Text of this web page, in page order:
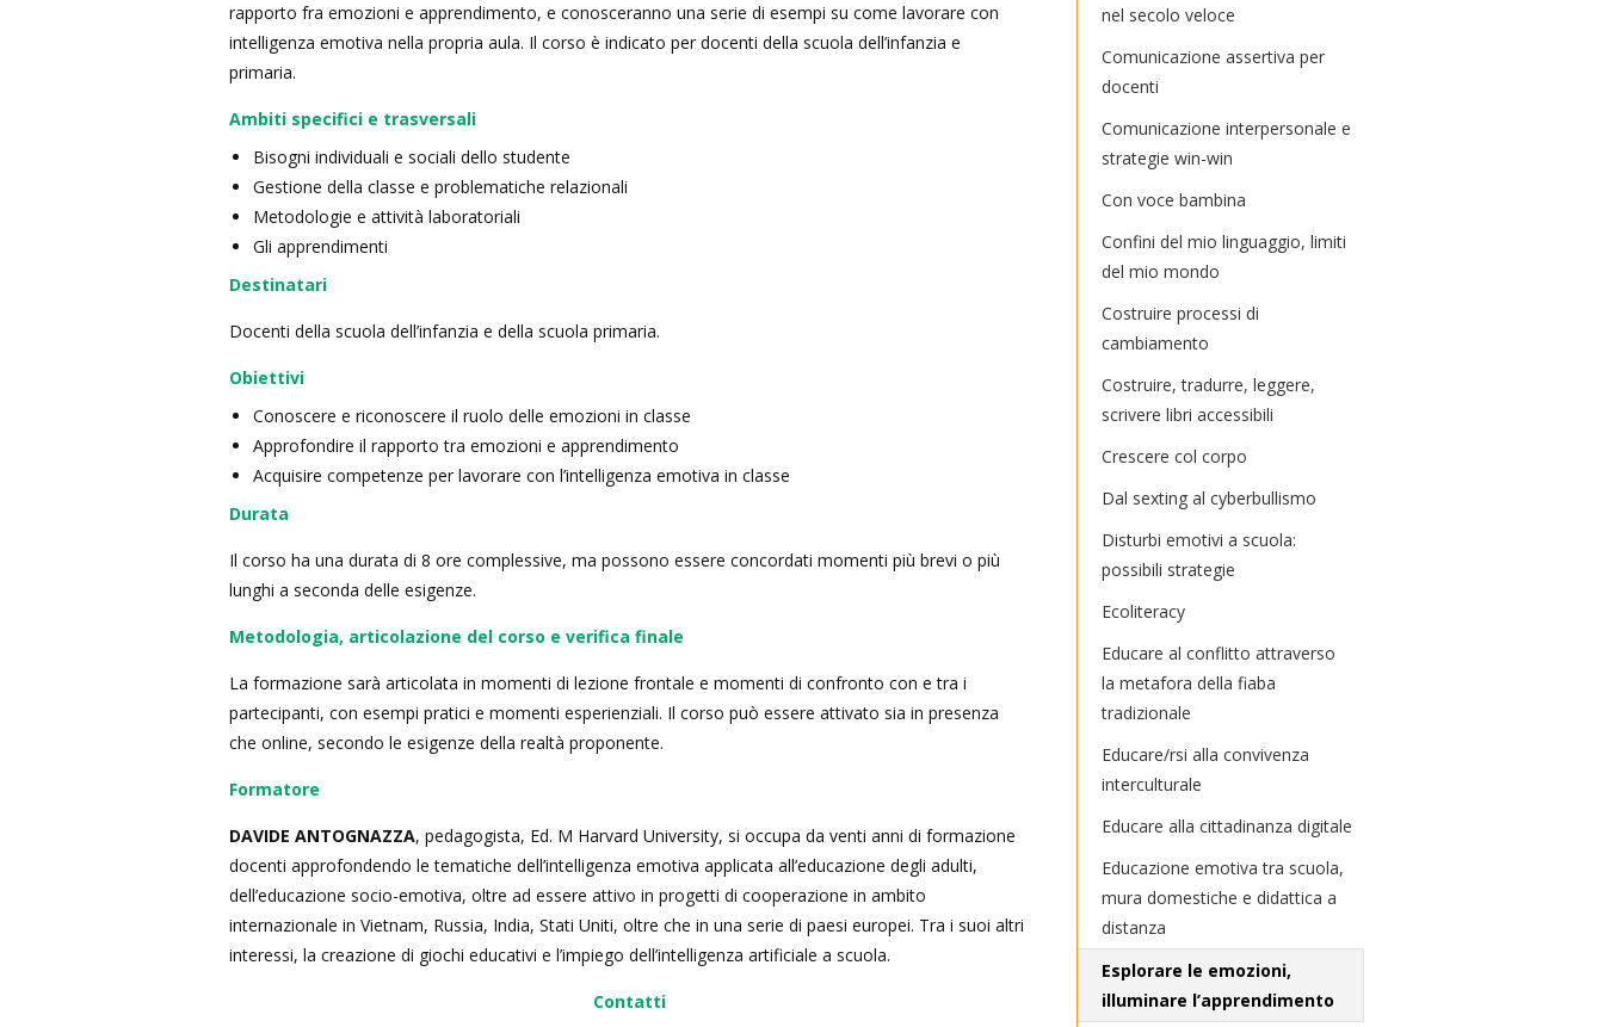
rapporto fra emozioni e apprendimento, e conosceranno una serie di esempi su come lavorare con
intelligenza emotiva nella propria aula. Il corso è indicato per docenti della scuola dell’infanzia e
primaria.
Ambiti specifici e trasversali
Bisogni individuali e sociali dello studente
Gestione della classe e problematiche relazionali
Metodologie e attività laboratoriali
Gli apprendimenti
Destinatari
Docenti della scuola dell’infanzia e della scuola primaria.
Obiettivi
Conoscere e riconoscere il ruolo delle emozioni in classe
Approfondire il rapporto tra emozioni e apprendimento
Acquisire competenze per lavorare con l’intelligenza emotiva in classe
Durata
Il corso ha una durata di 8 ore complessive, ma possono essere concordati momenti più brevi o più
lunghi a seconda delle esigenze.
Metodologia, articolazione del corso e verifica finale
La formazione sarà articolata in momenti di lezione frontale e momenti di confronto con e tra i
partecipanti, con esempi pratici e momenti esperienziali. Il corso può essere attivato sia in presenza
che online, secondo le esigenze della realtà proponente.
Formatore
DAVIDE ANTOGNAZZA, pedagogista, Ed. M Harvard University, si occupa da venti anni di formazione
docenti approfondendo le tematiche dell’intelligenza emotiva applicata all’educazione degli adulti,
dell’educazione socio-emotiva, oltre ad essere attivo in progetti di cooperazione in ambito
internazionale in Vietnam, Russia, India, Stati Uniti, oltre che in una serie di paesi europei. Tra i suoi altri
interessi, la creazione di giochi educativi e l’impiego dell’intelligenza artificiale a scuola.
Contatti
nel secolo veloce
Comunicazione assertiva per
docenti
Comunicazione interpersonale e
strategie win-win
Con voce bambina
Confini del mio linguaggio, limiti
del mio mondo
Costruire processi di
cambiamento
Costruire, tradurre, leggere,
scrivere libri accessibili
Crescere col corpo
Dal sexting al cyberbullismo
Disturbi emotivi a scuola:
possibili strategie
Ecoliteracy
Educare al conflitto attraverso
la metafora della fiaba
tradizionale
Educare/rsi alla convivenza
interculturale
Educare alla cittadinanza digitale
Educazione emotiva tra scuola,
mura domestiche e didattica a
distanza
Esplorare le emozioni,
illuminare l’apprendimento